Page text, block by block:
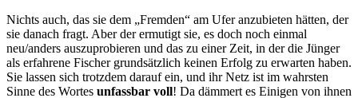
Nichts auch, das sie dem „Fremden“ am Ufer anzubieten hätten, der
sie danach fragt. Aber der ermutigt sie, es doch noch einmal
neu/anders auszuprobieren und das zu einer Zeit, in der die Jünger
als erfahrene Fischer grundsätzlich keinen Erfolg zu erwarten haben.
Sie lassen sich trotzdem darauf ein, und ihr Netz ist im wahrsten
Sinne des Wortes unfassbar voll! Da dämmert es Einigen von ihnen